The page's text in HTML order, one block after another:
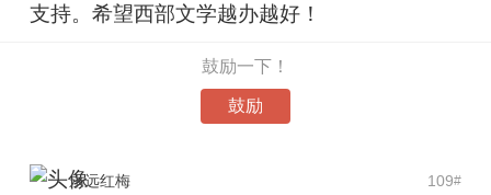
支持。希望西部文学越办越好！
鼓励一下！
鼓励
109#
永远红梅